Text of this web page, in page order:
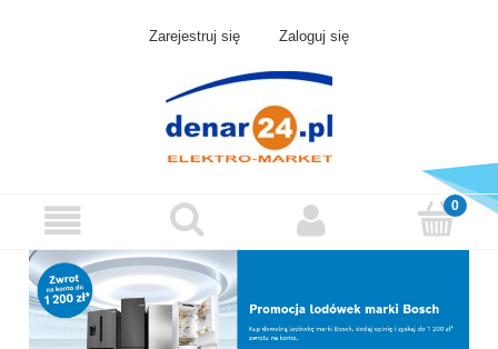
Zarejestruj się Zaloguj się